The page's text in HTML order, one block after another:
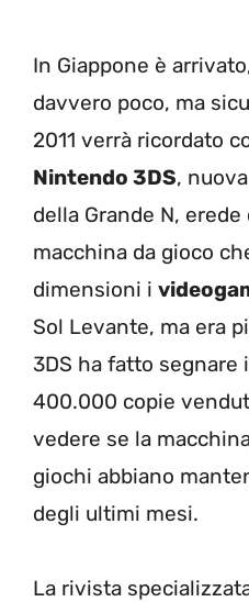
In Giappone è
davvero poco, ma
2011 verrà ricordato
Nintendo 3DS, nuova
della Grande N,
macchina da gioco
dimensioni i
Sol Levante, ma era
3DS ha fatto
400.000 copie
vedere se la
giochi abbiano
degli ultimi mesi.
La rivista